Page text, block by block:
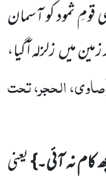
ثمود کو آسمان
میںزلزلہ ا ٓگیا،
صاوی، الحجر، تحت
کام نہ آئی۔}یعنی